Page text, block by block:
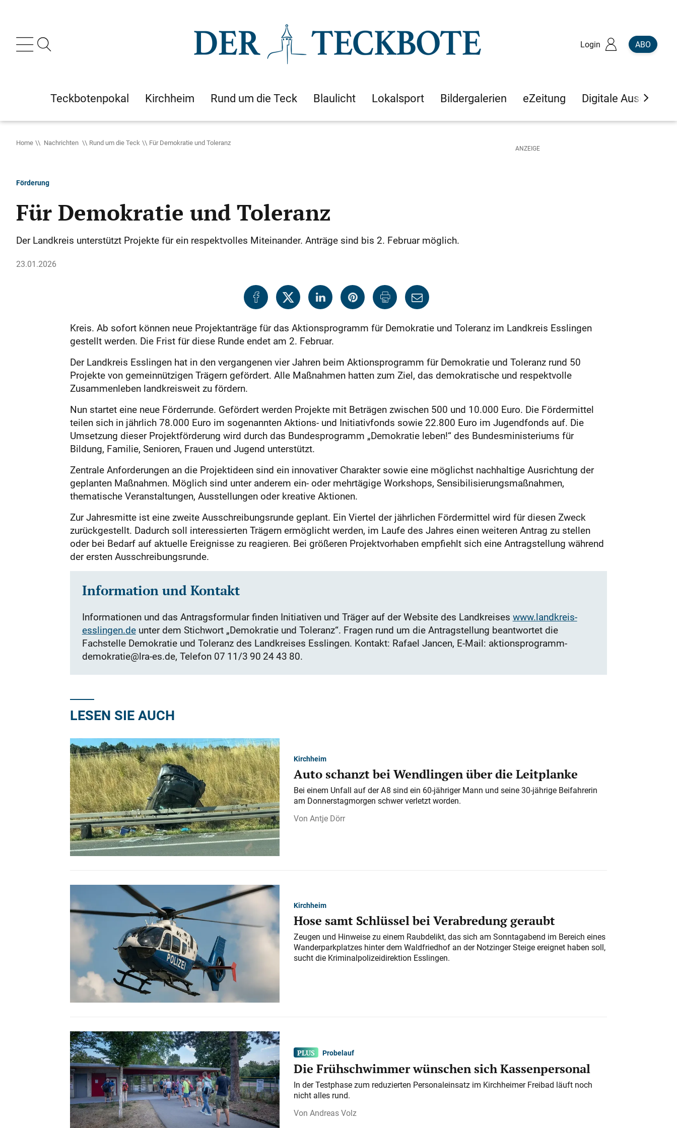
Login ABO
Teckbotenpokal Kirchheim Rund um die Teck Blaulicht Lokalsport Bildergalerien eZeitung Digitale Ausgaben
Home Nachrichten Rund um die Teck Für Demokratie und Toleranz
Förderung
Für Demokratie und Toleranz
Der Landkreis unterstützt Projekte für ein respektvolles Miteinander. Anträge sind bis 2. Februar möglich.
23.01.2026
Kreis. Ab sofort können neue Projektanträge für das Aktionsprogramm für Demokratie und Toleranz im Landkreis Esslingen
gestellt werden. Die Frist für diese Runde endet am 2. Februar.
Der Landkreis Esslingen hat in den vergangenen vier Jahren beim Aktionsprogramm für Demokratie und Toleranz rund 50
Projekte von gemeinnützigen Trägern gefördert. Alle Maßnahmen hatten zum Ziel, das demokratische und respektvolle
Zusammenleben landkreisweit zu fördern.
Nun startet eine neue Förderrunde. Gefördert werden Projekte mit Beträgen zwischen 500 und 10.000 Euro. Die Fördermittel
teilen sich in jährlich 78.000 Euro im sogenannten Aktions- und Ini­tiativfonds sowie 22.800 Euro im Jugendfonds auf. Die
Umsetzung dieser Projektförderung wird durch das Bundesprogramm „Demokratie leben!“ des Bundesminis­teriums für
Bildung, Familie, Senioren, Frauen und Jugend unterstützt.
Zentrale Anforderungen an die Projektideen sind ein innovativer Charakter sowie eine möglichst nachhaltige Ausrichtung der
geplanten Maßnahmen. Möglich sind unter anderem ein- oder mehrtägige Workshops, Sensibilisierungsmaßnahmen,
thematische Veranstaltungen, Ausstellungen oder kreative Aktionen.
Zur Jahresmitte ist eine zweite Ausschreibungsrunde geplant. Ein Viertel der jährlichen Fördermittel wird für diesen Zweck
zurückgestellt. Dadurch soll interessierten Trägern ermöglicht werden, im Laufe des Jahres einen weiteren Antrag zu stellen
oder bei Bedarf auf aktuelle Ereignisse zu reagieren. Bei größeren Projektvorhaben empfiehlt sich eine Antragstellung während
der ersten Ausschreibungsrunde.
Information und Kontakt
Informationen und das Antragsformular finden Initiativen und Träger auf der Website des Landkreises www.landkreis-
esslingen.deunter dem Stichwort „Demokratie und Toleranz“. Fragen rund um die Antragstellung beantwortet die
Fachstelle Demokratie und Toleranz des Landkreises Esslingen. Kontakt: Rafael Jancen, E-Mail: aktionsprogramm-
demokratie@lra-es.de, Telefon 07 11/3 90 24 43 80.
LESEN SIE AUCH
Kirchheim
Auto schanzt bei Wendlingen über die Leitplanke
Bei einem Unfall auf der A 8 sind ein 60-jähriger Mann und seine 30-jährige Beifahrerin
am Donnerstagmorgen schwer verletzt worden.
Antje Dörr
Kirchheim
Hose samt Schlüssel bei Verabredung geraubt
Zeugen und Hinweise zu einem Raubdelikt, das sich am Sonntagabend im Bereich eines
Wanderparkplatzes hinter dem Waldfriedhof an der Notzinger Steige ereignet haben soll,
sucht die Kriminalpolizeidirektion Esslingen.
Probelauf
Die Frühschwimmer wünschen sich Kassenpersonal
In der Testphase zum reduzierten Personaleinsatz im Kirchheimer Freibad läuft noch
nicht alles rund.
Andreas Volz